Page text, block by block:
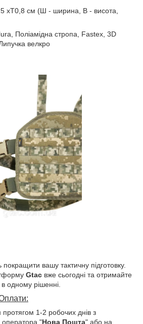
хТ0,8 см (Ш - ширина, В - висота,
Поліамідна стропа, Fastex, 3D
велкро
покращити вашу тактичну підготовку.
Gtac вже сьогодні та отримайте
одному рішенні.
протягом 1-2 робочих днів з
"Нова Пошта" або на